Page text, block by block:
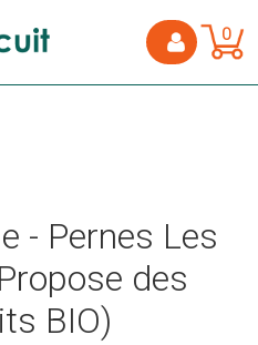
0
- Pernes Les
des
BIO)